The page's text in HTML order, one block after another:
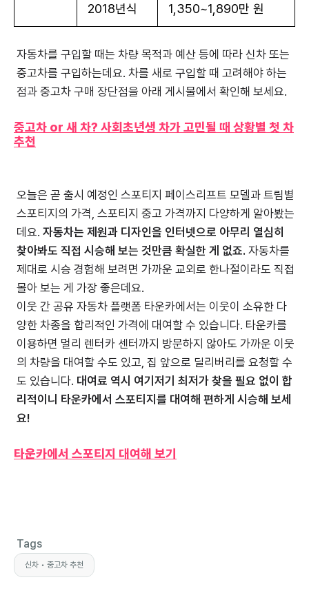
2018년식 1,350~1,890만 원
자동차를 구입할 때는 차량 목적과 예산 등에 따라 신차 또는
중고차를 구입하는데요. 차를 새로 구입할 때 고려해야 하는
점과 중고차 구매 장단점을 아래 게시물에서 확인해 보세요.
중고차 or 새 차? 사회초년생 차가 고민될 때 상황별 첫 차
추천
오늘은 곧 출시 예정인 스포티지 페이스리프트 모델과 트림별
스포티지의 가격, 스포티지 중고 가격까지 다양하게 알아봤는
데요. 자동차는 제원과 디자인을 인터넷으로 아무리 열심히
찾아봐도 직접 시승해 보는 것만큼 확실한 게 없죠. 자동차를
제대로 시승 경험해 보려면 가까운 교외로 한나절이라도 직접
몰아 보는 게 가장 좋은데요.
이웃 간 공유 자동차 플랫폼 타운카에서는 이웃이 소유한 다
양한 차종을 합리적인 가격에 대여할 수 있습니다. 타운카를
이용하면 멀리 렌터카 센터까지 방문하지 않아도 가까운 이웃
의 차량을 대여할 수도 있고, 집 앞으로 딜리버리를 요청할 수
도 있습니다. 대여료 역시 여기저기 최저가 찾을 필요 없이 합
리적이니 타운카에서 스포티지를 대여해 편하게 시승해 보세
요!
타운카에서 스포티지 대여해 보기
Tags
신차 • 중고차 추천